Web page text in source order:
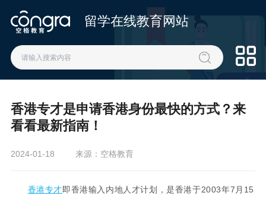
留学在线教育网站
香港专才是申请香港身份最快的方式？来
看看最新指南！
2024-01-18 来源：空格教育
香港专才即香港输入内地人才计划，是香港于2003年7月15